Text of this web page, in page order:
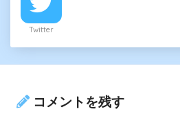
Twitter
コメントを残す